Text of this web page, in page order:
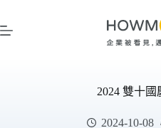
至
2024 雙十國
2024-10-08